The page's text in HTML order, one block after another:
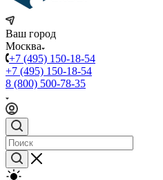
Ваш город
Москва
+7 (495) 150-18-54
+7 (495) 150-18-54
8 (800) 500-78-35